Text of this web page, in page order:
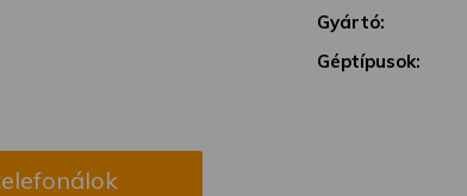
Gyártó:
Géptípusok: